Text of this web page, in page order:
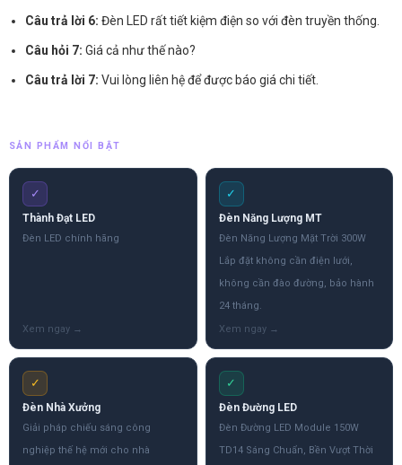
Câu trả lời 6: Đèn LED rất tiết kiệm điện so với đèn truyền thống.
Câu hỏi 7: Giá cả như thế nào?
Câu trả lời 7: Vui lòng liên hệ để được báo giá chi tiết.
SẢN PHẨM NỔI BẬT
✓
Thành Đạt LED
Đèn LED chính hãng
✓
Đèn Năng Lượng MT
Đèn Năng Lượng Mặt Trời 300W
Lắp đặt không cần điện lưới,
không cần đào đường, bảo hành
24 tháng.
✓
Đèn Nhà Xưởng
Giải pháp chiếu sáng công
nghiệp thế hệ mới cho nhà
✓
Đèn Đường LED
Đèn Đường LED Module 150W
TD14 Sáng Chuẩn, Bền Vượt Thời